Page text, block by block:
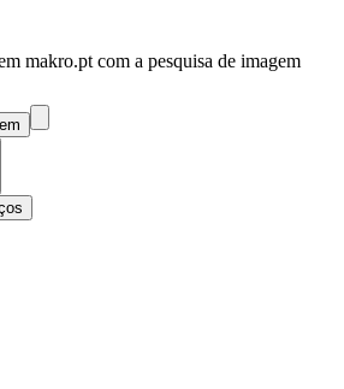
makro.pt com a pesquisa de imagem